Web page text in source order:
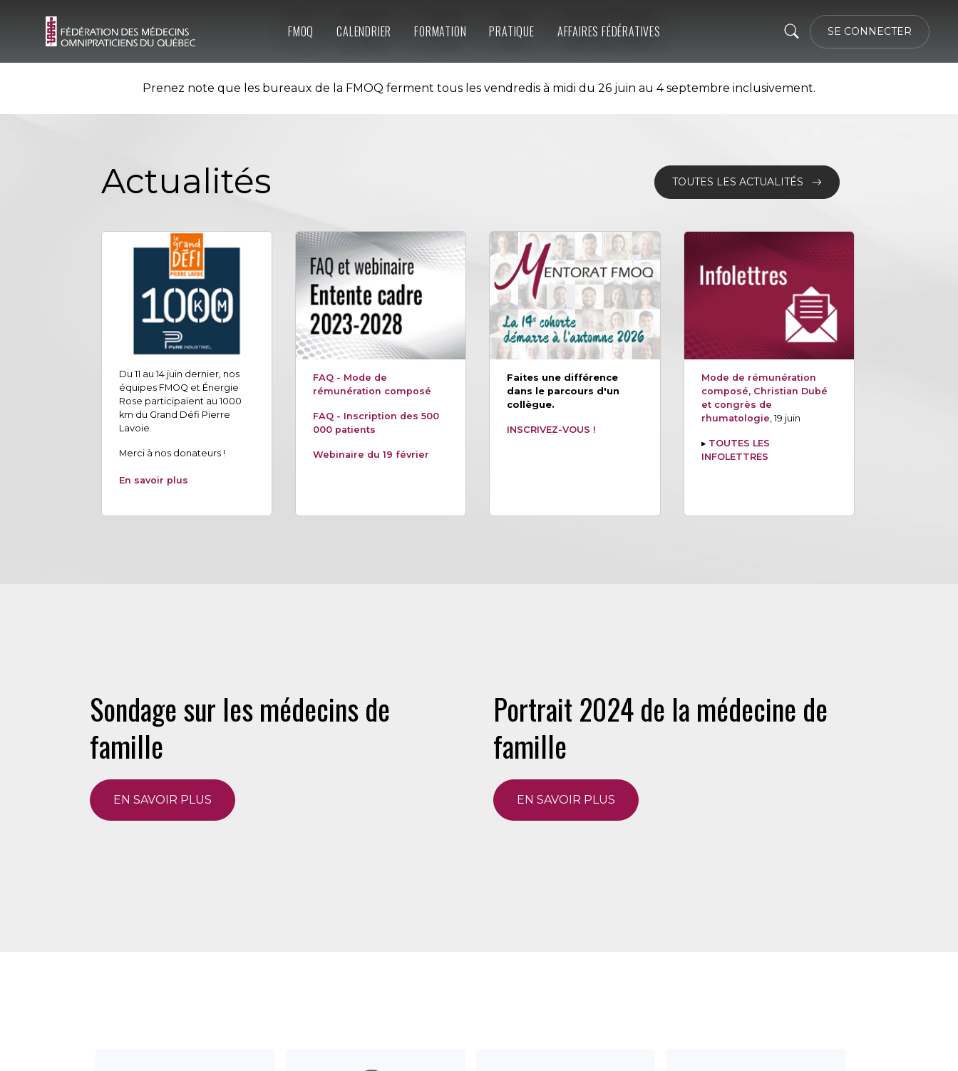
SE CONNECTER
FMOQ CALENDRIER FORMATION PRATIQUE AFFAIRES FÉDÉRATIVES
Prenez note que les bureaux de la FMOQ ferment tous les vendredis à midi du 26 juin au 4 septembre inclusivement.
Actualités TOUTES LES ACTUALITÉS
Du 11 au 14 juin dernier, nos
équipes FMOQ et Énergie
Rose participaient au 1000
km du Grand Défi Pierre
Lavoie.
Merci à nos donateurs !
En savoir plus
FAQ - Mode de
rémunération composé
FAQ - Inscription des 500
000 patients
Webinaire du 19 février
Faites une différence
dans le parcours d'un
collègue.
INSCRIVEZ-VOUS !
Mode de rémunération
composé, Christian Dubé
et congrès de
rhumatologie , 19 juin
▸ TOUTES LES
INFOLETTRES
Sondage sur les médecins de
famille
EN SAVOIR PLUS
Portrait 2024 de la médecine de
famille
EN SAVOIR PLUS